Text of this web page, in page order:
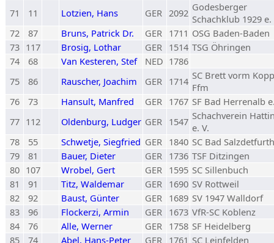
71
11 Lotzien, Hans GER 2092 Godesberger
Schachklub 1929 e.
72
87 Bruns, Patrick Dr. GER 1711 OSG Baden-Baden
73 117 Brosig, Lothar GER 1514 TSG Öhringen
74
68 Van Kesteren, Stef NED 1786
75
86 Rauscher, Joachim GER 1714 SC Brett vorm Kopp
Ffm
76
73 Hansult, Manfred GER 1767 SF Bad Herrenalb
77 112 Oldenburg, Ludger GER 1547 Schachverein
e. V.
78
55 Schwetje, Siegfried GER 1840 SC Bad Salzdetfurth
79
81 Bauer, Dieter GER 1736 TSF Ditzingen
80 107 Wrobel, Gert GER 1595 SC Sillenbuch
81
91 Titz, Waldemar GER 1690 SV Rottweil
82
92 Baust, Günter GER 1689 SV 1947 Walldorf
83
96 Flockerzi, Armin GER 1673 VfR-SC Koblenz
84
76 Alle, Werner GER 1758 SF Heidelberg
85
74 Abel, Hans-Peter GER 1761 SC Leinfelden